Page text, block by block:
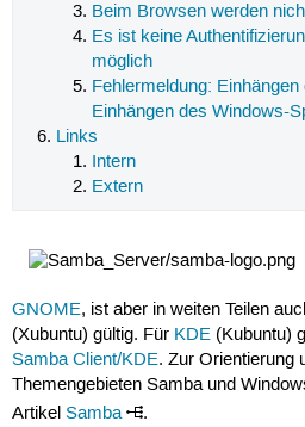
Beim Browsen werden
Es ist keine
möglich
Fehlermeldung:
Einhängen des Windows-
Links
Intern
Extern
GNOME, ist aber in weiten Teilen
(Xubuntu) gültig. Für KDE(Kubuntu)
Samba Client/KDE. Zur Orientierung
Themengebieten Samba und
Artikel Samba .